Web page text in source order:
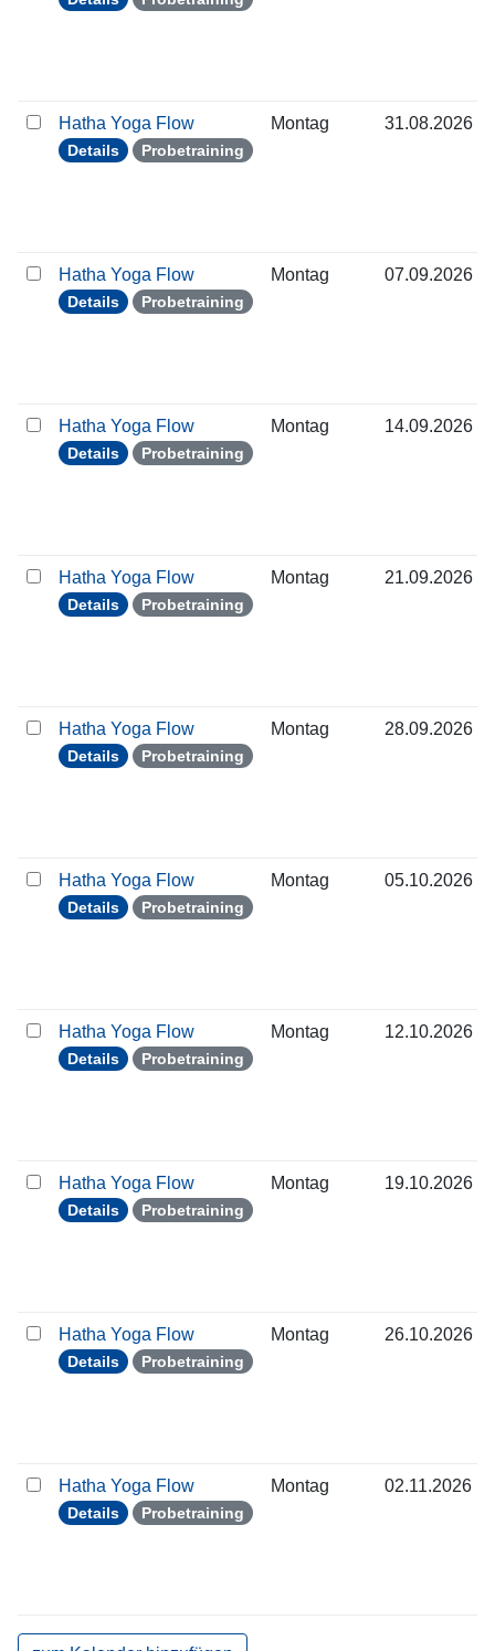
Hatha Yoga Flow
Details Probetraining
Montag 31.08.2026
Hatha Yoga Flow
Details Probetraining
Montag 07.09.2026
Hatha Yoga Flow
Details Probetraining
Montag 14.09.2026
Hatha Yoga Flow
Details Probetraining
Montag 21.09.2026
Hatha Yoga Flow
Details Probetraining
Montag 28.09.2026
Hatha Yoga Flow
Details Probetraining
Montag 05.10.2026
Hatha Yoga Flow
Details Probetraining
Montag 12.10.2026
Hatha Yoga Flow
Details Probetraining
Montag 19.10.2026
Hatha Yoga Flow
Details Probetraining
Montag 26.10.2026
Hatha Yoga Flow
Details Probetraining
Montag 02.11.2026